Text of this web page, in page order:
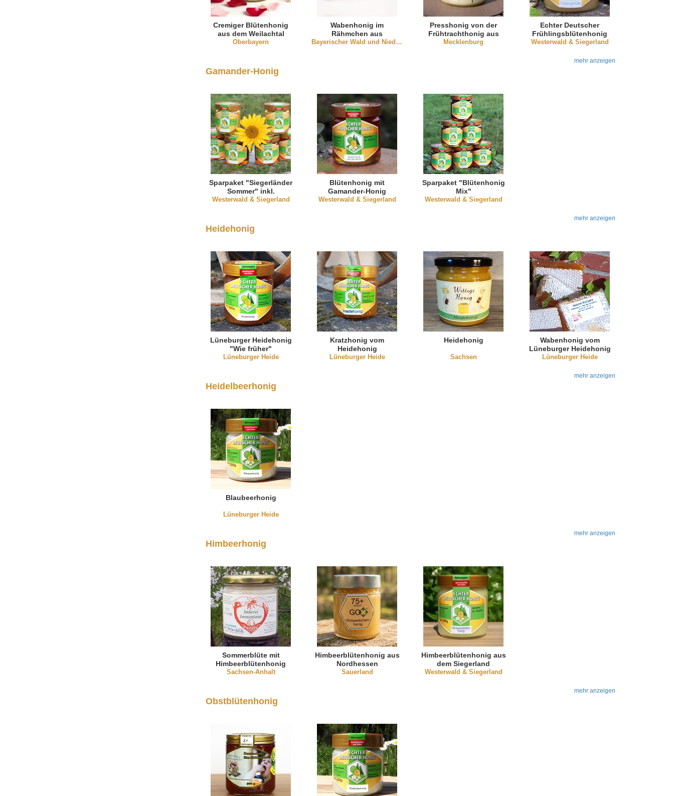
Cremiger Blütenhonig
aus dem Weilachtal
(Oberbayern)
Oberbayern
Wabenhonig im
Rähmchen aus
Niederbayern (mind. Bayerischer Wald und Niederbayern
Presshonig von der
Frühtrachthonig aus
Mecklenburg 250g
Mecklenburg
Echter Deutscher
Frühlingsblütenhonig
aus dem Westerwald
Westerwald & Siegerland
mehr anzeigen
Gamander-Honig
Sparpaket "Siegerländer
Sommer" inkl.
Blütenhonig mit
Westerwald & Siegerland
Blütenhonig mit
Gamander-Honig
Westerwald & Siegerland
Sparpaket "Blütenhonig
Mix"
Westerwald & Siegerland
mehr anzeigen
Heidehonig
Lüneburger Heidehonig
"Wie früher"
Lüneburger Heide
Kratzhonig vom
Heidehonig
(Wabenhonig im Glas)
Lüneburger Heide
Heidehonig
Sachsen
Wabenhonig vom
Lüneburger Heidehonig
"Direkt aus dem
Lüneburger Heide
mehr anzeigen
Heidelbeerhonig
Blaubeerhonig
Lüneburger Heide
mehr anzeigen
Himbeerhonig
Sommerblüte mit
Himbeerblütenhonig
Sachsen-Anhalt
Himbeerblütenhonig aus
Nordhessen
Sauerland
Himbeerblütenhonig aus
dem Siegerland
Westerwald & Siegerland
mehr anzeigen
Obstblütenhonig